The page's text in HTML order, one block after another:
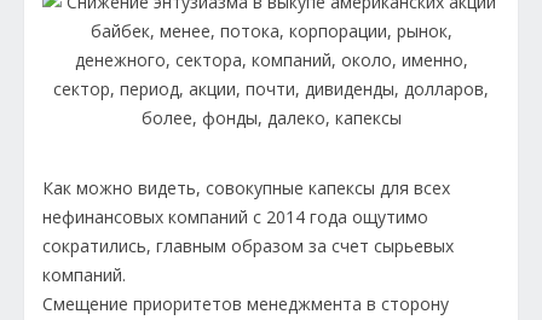
Как можно видеть, совокупные капексы для всех
нефинансовых компаний с 2014 года ощутимо
сократились, главным образом за счет сырьевых
компаний.
Смещение приоритетов менеджмента в сторону